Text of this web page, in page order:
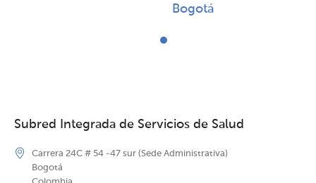
Bogotá
Subred Integrada de Servicios de Salud
Carrera 24C # 54 -47 sur (Sede Administrativa)
Bogotá